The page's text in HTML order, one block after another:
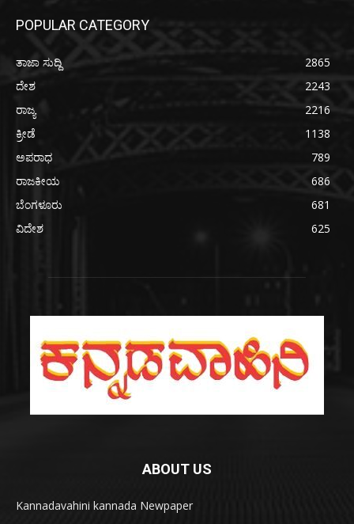
POPULAR CATEGORY
ತಾಜಾ ಸುದ್ದಿ
2865
ದೇಶ
2243
ರಾಜ್ಯ
2216
ಕ್ರೀಡೆ
1138
ಅಪರಾಧ
789
ರಾಜಕೀಯ
686
ಬೆಂಗಳೂರು
681
ವಿದೇಶ
625
ABOUT US
Kannadavahini kannada Newpaper